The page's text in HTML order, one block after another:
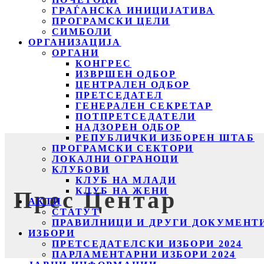
ГРАЃАНСКА ИНИЦИЈАТИВА
ПРОГРАМСКИ ЦЕЛИ
СИМБОЛИ
ОРГАНИЗАЦИЈА
ОРГАНИ
КОНГРЕС
ИЗВРШЕН ОДБОР
ЦЕНТРАЛЕН ОДБОР
ПРЕТСЕДАТЕЛ
ГЕНЕРАЛЕН СЕКРЕТАР
ПОТПРЕТСЕДАТЕЛИ
НАДЗОРЕН ОДБОР
РЕПУБЛИЧКИ ИЗБОРЕН ШТАБ
ПРОГРАМСКИ СЕКТОРИ
ЛОКАЛНИ ОГРАНОЦИ
КЛУБОВИ
КЛУБ НА МЛАДИ
КЛУБ НА ЖЕНИ
АКТИ
СТАТУТ
ПРАВИЛНИЦИ И ДРУГИ
ИЗБОРИ
ПРЕТСЕДАТЕЛСКИ ИЗБОРИ 2024
ПАРЛАМЕНТАРНИ ИЗБОРИ 2024
Прес Центар